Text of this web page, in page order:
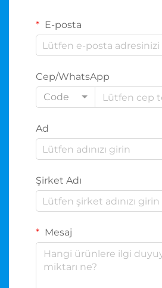
E-posta
Cep/WhatsApp
Code
Ad
Şirket Adı
Mesaj